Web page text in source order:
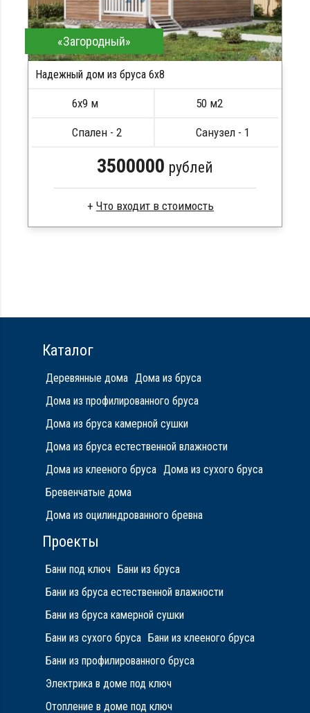
«Загородный»
Надежный дом из бруса 6x8
6х9 м 50 м2
Спален - 2 Санузел - 1
3500000 рублей
Металлические сваи 108 диаметр
Каталог
Деревянные дома Дома из бруса
Дома из профилированного бруса
Дома из бруса камерной сушки
Дома из бруса естественной влажности
Дома из клееного бруса Дома из сухого бруса
Бревенчатые дома
Дома из оцилиндрованного бревна
Проекты
Бани под ключ Бани из бруса
Бани из бруса естественной влажности
Бани из бруса камерной сушки
Бани из сухого бруса Бани из клееного бруса
Бани из профилированного бруса
Электрика в доме под ключ
Отопление в доме под ключ